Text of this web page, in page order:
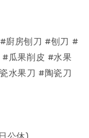
廚房刨刀 #刨刀 #
瓜果削皮 #水果
水果刀 #陶瓷刀